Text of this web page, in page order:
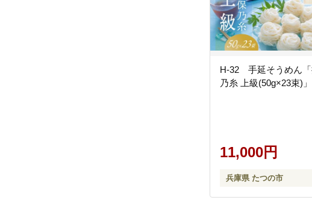
H-32 手延そうめん「
乃糸 上級(50g×23束)」
11,000円
兵庫県 たつの市